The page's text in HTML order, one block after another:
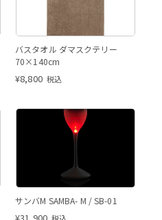
バスタオル ダマスクテリー
70×140cm
¥8,800 税込
サンバM SAMBA- M / SB-01